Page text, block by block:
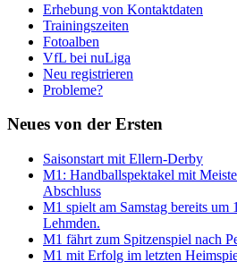
Erhebung von Kontaktdaten
Trainingszeiten
Fotoalben
VfL bei nuLiga
Neu registrieren
Probleme?
Neues von der Ersten
Saisonstart mit Ellern-Derby
M1: Handballspektakel mit
Abschluss
M1 spielt am Samstag bereits
Lehmden.
M1 fährt zum Spitzenspiel nach
M1 mit Erfolg im letzten